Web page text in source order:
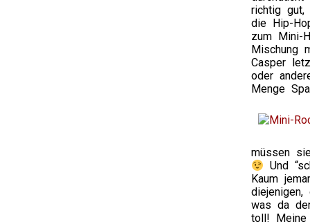
richtig gut,
die Hip-
zum Mini-
Mischung
Casper
oder
Menge
müssen
Und
Kaum
was da
toll! Meine